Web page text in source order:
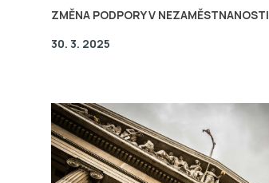
ZMĚNA PODPORY V NEZAMĚSTNANOSTI
30. 3. 2025